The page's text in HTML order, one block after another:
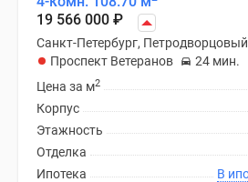
19 566 000 ₽
Санкт-Петербург, Петродворцовый
Проспект Ветеранов
24 мин.
Цена за м2
Корпус
Этажность
Отделка
Ипотека